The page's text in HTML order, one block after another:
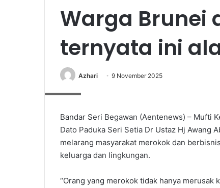
Warga Brunei
ternyata ini
Azhari 9 November 2025
Bandar Seri Begawan (Aentenews) – Mufti
Dato Paduka Seri Setia Dr Ustaz Hj Awang
melarang masyarakat merokok dan
keluarga dan lingkungan.
“Orang yang merokok tidak hanya